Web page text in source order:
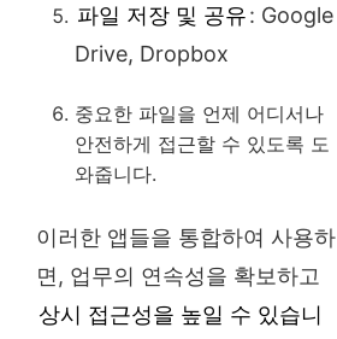
파일 저장 및 공유: Google
Drive, Dropbox
중요한 파일을 언제 어디서나
안전하게 접근할 수 있도록 도
와줍니다.
이러한 앱들을 통합하여 사용하
면, 업무의 연속성을 확보하고
상시 접근성을 높일 수 있습니